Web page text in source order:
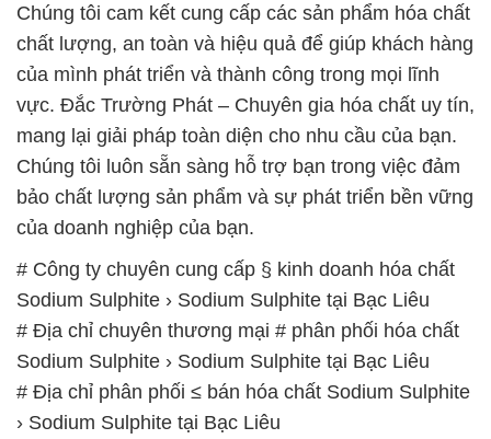
Chúng tôi cam kết cung cấp các sản phẩm hóa chất
chất lượng, an toàn và hiệu quả để giúp khách hàng
của mình phát triển và thành công trong mọi lĩnh
vực. Đắc Trường Phát – Chuyên gia hóa chất uy tín,
mang lại giải pháp toàn diện cho nhu cầu của bạn.
Chúng tôi luôn sẵn sàng hỗ trợ bạn trong việc đảm
bảo chất lượng sản phẩm và sự phát triển bền vững
của doanh nghiệp của bạn.
# Công ty chuyên cung cấp § kinh doanh hóa chất
Sodium Sulphite › Sodium Sulphite tại Bạc Liêu
# Địa chỉ chuyên thương mại # phân phối hóa chất
Sodium Sulphite › Sodium Sulphite tại Bạc Liêu
# Địa chỉ phân phối ≤ bán hóa chất Sodium Sulphite
› Sodium Sulphite tại Bạc Liêu